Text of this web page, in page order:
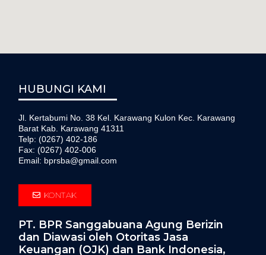
HUBUNGI KAMI
Jl. Kertabumi No. 38 Kel. Karawang Kulon Kec. Karawang
Barat Kab. Karawang 41311
Telp: (0267) 402-186
Fax: (0267) 402-006
Email: bprsba@gmail.com
KONTAK
PT. BPR Sanggabuana Agung Berizin
dan Diawasi oleh Otoritas Jasa
Keuangan (OJK) dan Bank Indonesia,